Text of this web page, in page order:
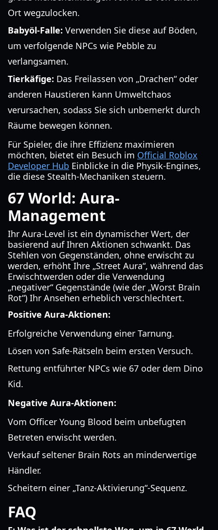
Ort wegzulocken.
Babyöl-Falle: Verwenden Sie diese auf Böden,
um verfolgende NPCs wie Pebble zu
verlangsamen.
Tierkäfige: Das Freilassen von „Drachen“ oder
anderen Haustieren kann Umweltchaos
verursachen, sodass Sie sich unbemerkt durch
Räume bewegen können.
Für Spieler, die ihre Effizienz maximieren
möchten, bietet ein Besuch im Official Roblox
Developer Hub Einblicke in die Physik-Engines,
die diese Stealth-Mechaniken steuern.
67 World: Aura-
Management
Ihr Aura-Level ist ein dynamischer Wert, der
basierend auf Ihren Aktionen schwankt. Das
Stehlen von Gegenständen, ohne erwischt zu
werden, erhöht Ihre „Street Aura“, während das
Erwischtwerden oder die Verwendung
„negativer“ Gegenstände (wie der „Worst Brain
Rot“) Ihr Ansehen erheblich verschlechtert.
Positive Aura-Aktionen:
Erfolgreiche Verwendung einer Tarnung.
Lösen von Safe-Rätseln beim ersten Versuch.
Rettung entführter NPCs wie 67 oder dem Dino
Kid.
Negative Aura-Aktionen:
Vom Officer Young Blood beim unbefugten
Betreten erwischt werden.
Verkauf seltener Brain Rots an minderwertige
Händler.
Scheitern einer „Tanz-Aktivierung“-Sequenz.
FAQ